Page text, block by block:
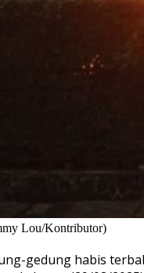
Lou/Kontributor)
gedung habis